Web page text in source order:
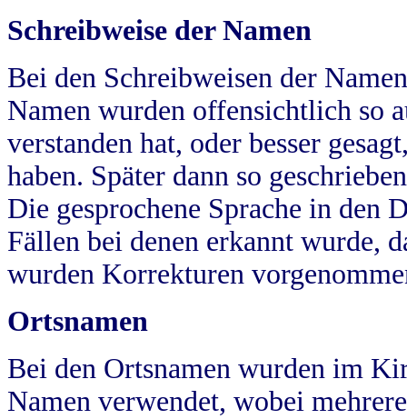
Schreibweise der Namen
Bei den Schreibweisen der
Namen wurden offensichtlich so
verstanden hat, oder besser
haben. Später dann so
Die gesprochene Sprache in
Fällen bei denen erkannt wurde,
wurden Korrekturen
Ortsnamen
Bei den Ortsnamen wurden im
Namen verwendet, wobei